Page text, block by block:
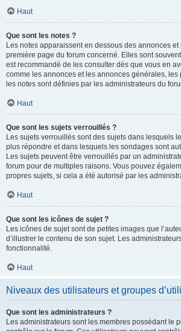
Haut
Que sont les notes ?
Les notes apparaissent en dessous des annonces
première page du forum concerné. Elles sont
est recommandé de les consulter dès que vous en
comme les annonces et les annonces générales,
les notes sont définies par les administrateurs du
Haut
Que sont les sujets verrouillés ?
Les sujets verrouillés sont des sujets dans lesquels
plus répondre et dans lesquels les sondages sont
Les sujets peuvent être verrouillés par un
forum pour de multiples raisons. Vous pouvez
propres sujets, si cela a été autorisé par les
Haut
Que sont les icônes de sujet ?
Les icônes de sujet sont de petites images que
d’illustrer le contenu de son sujet. Les
fonctionnalité.
Haut
Niveaux des utilisateurs et groupes
Que sont les administrateurs ?
Les administrateurs sont les membres possédant le